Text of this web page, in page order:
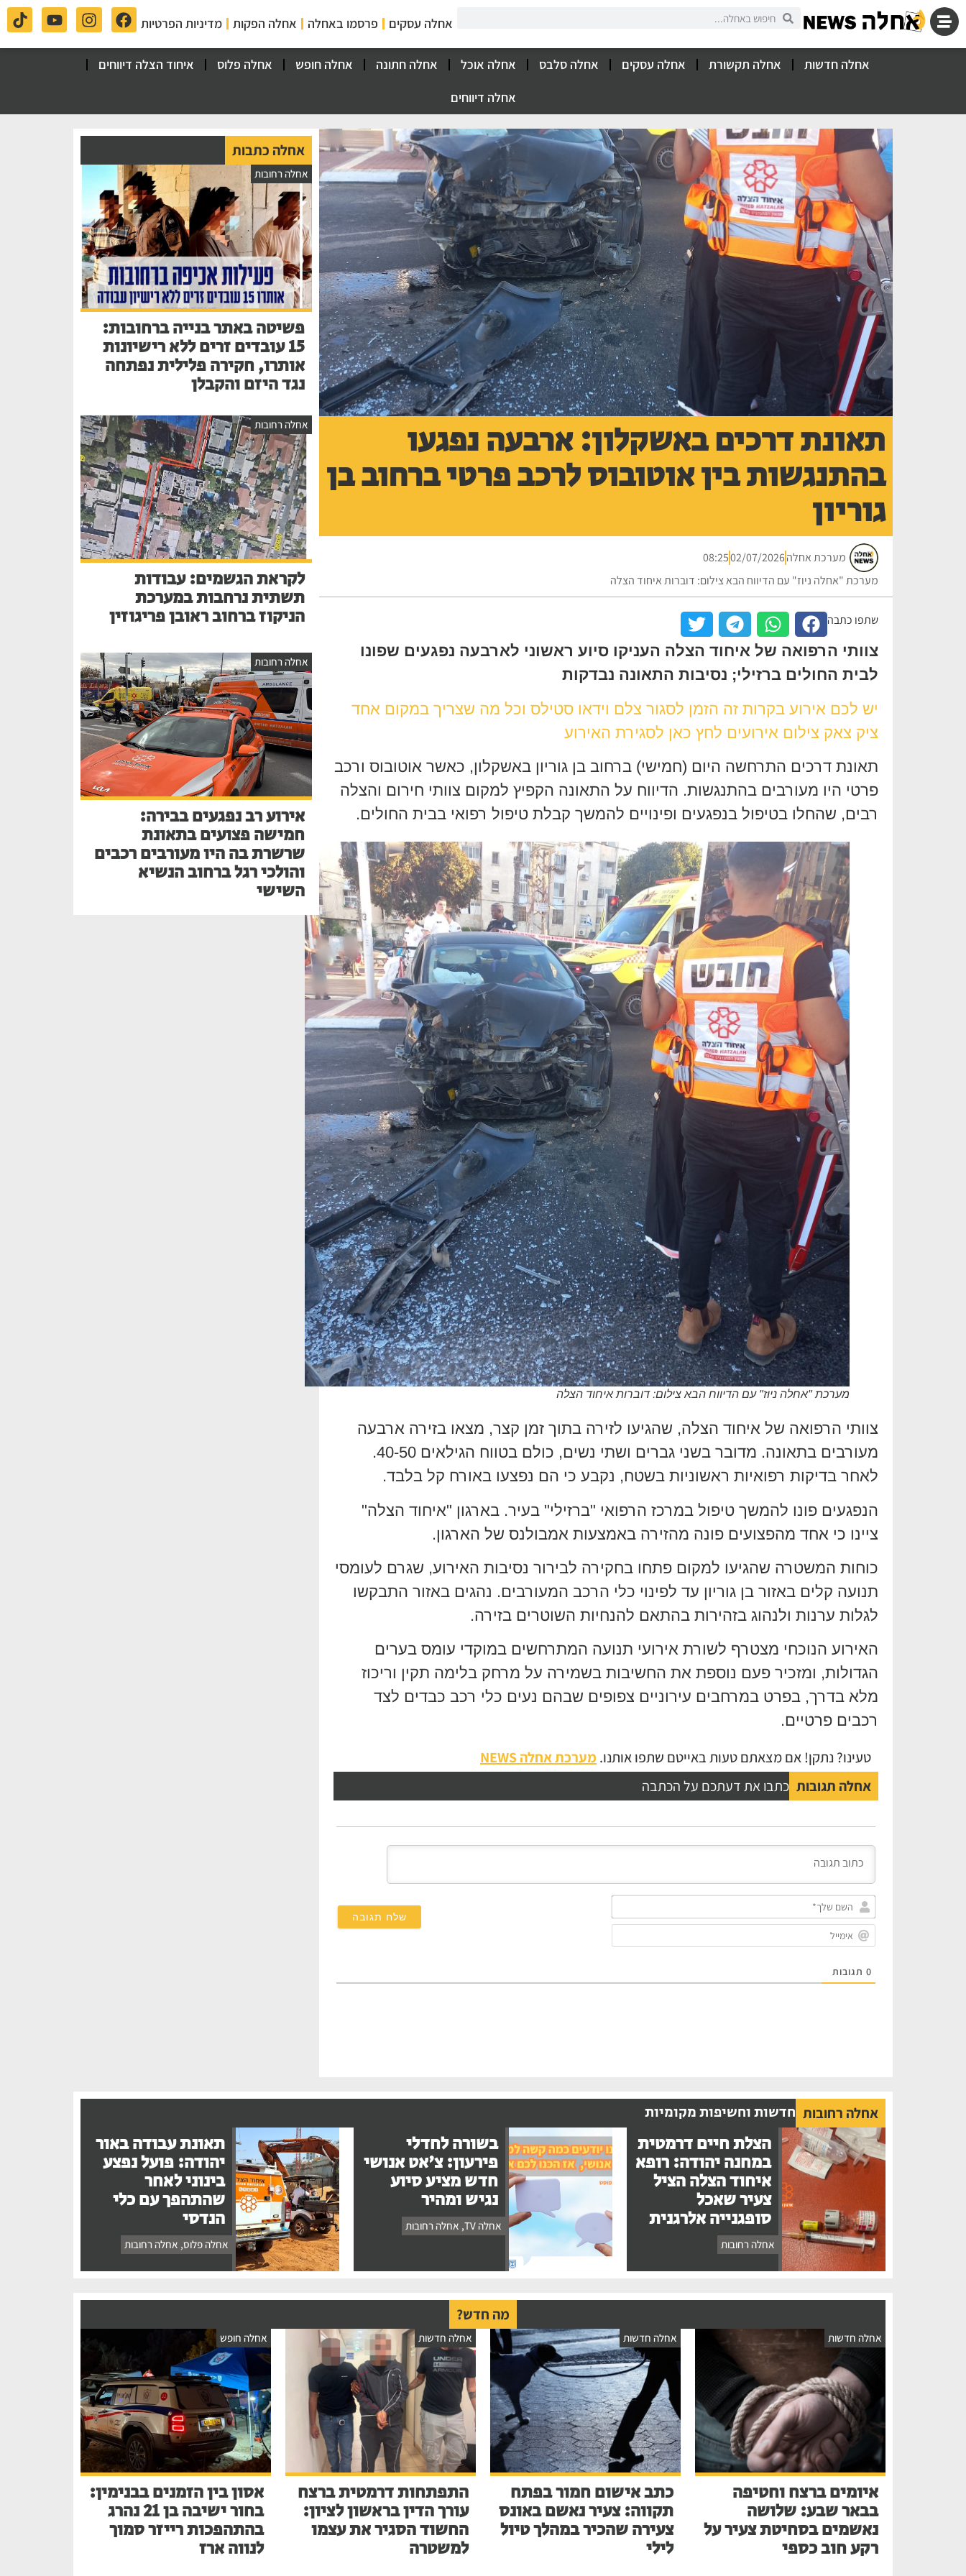
אחלה עסקים פרסמו באחלה אחלה הפקות מדיניות הפרטיות
אחלה חדשות אחלה תקשורת אחלה עסקים אחלה סלבס אחלה אוכל אחלה חתונה אחלה חופש אחלה פלוס
איחוד הצלה דיווחים
אחלה דיווחים
תאונת דרכים באשקלון: ארבעה נפגעו
בהתנגשות בין אוטובוס לרכב פרטי ברחוב בן
גוריון
מערכת אחלה02/07/2026
08:25
מערכת "אחלה ניוז" עם הדיווח הבא צילום: דוברות איחוד הצלה
שתפו כתבה
צוותי הרפואה של איחוד הצלה העניקו סיוע ראשוני לארבעה נפגעים שפונו
לבית החולים ברזילי; נסיבות התאונה נבדקות
יש לכם אירוע בקרות זה הזמן לסגור צלם וידאו סטילס וכל מה שצריך במקום אחד
ציק צאק צילום אירועים לחץ כאן לסגירת האירוע
תאונת דרכים התרחשה היום (חמישי) ברחוב בן גוריון באשקלון, כאשר אוטובוס ורכב
פרטי היו מעורבים בהתנגשות. הדיווח על התאונה הקפיץ למקום צוותי חירום והצלה
רבים, שהחלו בטיפול בנפגעים ופינויים להמשך קבלת טיפול רפואי בבית החולים.
מערכת "אחלה ניוז" עם הדיווח הבא צילום: דוברות איחוד הצלה
צוותי הרפואה של איחוד הצלה, שהגיעו לזירה בתוך זמן קצר, מצאו בזירה ארבעה
מעורבים בתאונה. מדובר בשני גברים ושתי נשים, כולם בטווח הגילאים 40-50.
לאחר בדיקות רפואיות ראשוניות בשטח, נקבע כי הם נפצעו באורח קל בלבד.
הנפגעים פונו להמשך טיפול במרכז הרפואי "ברזילי" בעיר. בארגון "איחוד הצלה"
ציינו כי אחד מהפצועים פונה מהזירה באמצעות אמבולנס של הארגון.
כוחות המשטרה שהגיעו למקום פתחו בחקירה לבירור נסיבות האירוע, שגרם לעומסי
תנועה קלים באזור בן גוריון עד לפינוי כלי הרכב המעורבים. נהגים באזור התבקשו
לגלות ערנות ולנהוג בזהירות בהתאם להנחיות השוטרים בזירה.
האירוע הנוכחי מצטרף לשורת אירועי תנועה המתרחשים במוקדי עומס בערים
הגדולות, ומזכיר פעם נוספת את החשיבות בשמירה על מרחק בלימה תקין וריכוז
מלא בדרך, בפרט במרחבים עירוניים צפופים שבהם נעים כלי רכב כבדים לצד
רכבים פרטיים.
טעינו? נתקן! אם מצאתם טעות באייטם שתפו אותנו. מערכת אחלה NEWS
אחלה תגובות כתבו את דעתכם על הכתבה
השם
שלך*
0 תגובות
אחלה כתבות
אחלה רחובות
פשיטה באתר בנייה ברחובות:
15 עובדים זרים ללא רישיונות
אותרו, חקירה פלילית נפתחה
נגד היזם והקבלן
אחלה רחובות
לקראת הגשמים: עבודות
תשתית נרחבות במערכת
הניקוז ברחוב ראובן פריגוזין
אחלה רחובות
אירוע רב נפגעים בבירה:
חמישה פצועים בתאונת
שרשרת בה היו מעורבים רכבים
והולכי רגל ברחוב הנשיא
השישי
אחלה רחובות חדשות וחשיפות מקומיות
הצלת חיים דרמטית
במחנה יהודה: רופא
איחוד הצלה הציל
צעיר שאכל
סופגנייה אלרגנית
אחלה רחובות
בשורה לחדלי
פירעון: צ'אט אנושי
חדש מציע סיוע
נגיש ומהיר
אחלה TV , אחלה רחובות
תאונת עבודה באור
יהודה: פועל נפצע
בינוני לאחר
שהתהפך עם כלי
הנדסי
אחלה פלוס, אחלה רחובות
מה חדש?
אחלה חדשות
איומים ברצח וחטיפה
בבאר שבע: שלושה
נאשמים בסחיטת צעיר על
רקע חוב כספי
אחלה חדשות
כתב אישום חמור בפתח
תקווה: צעיר נאשם באונס
צעירה שהכיר במהלך טיול
לילי
אחלה חדשות
התפתחות דרמטית ברצח
עורך הדין בראשון לציון:
החשוד הסגיר את עצמו
למשטרה
אחלה חופש
אסון בין הזמנים בבנימין:
בחור ישיבה בן 21 נהרג
בהתהפכות רייזר סמוך
לנווה ארז